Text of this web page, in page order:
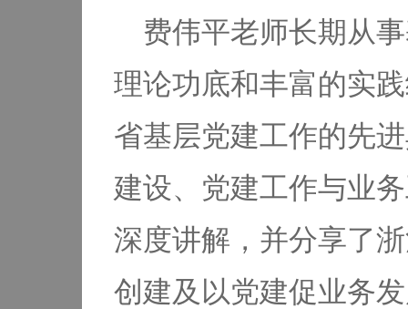
费伟平老师长期从
理论功底和丰富的实
省基层党建工作的先
建设、党建工作与业
深度讲解，并分享了
创建及以党建促业务